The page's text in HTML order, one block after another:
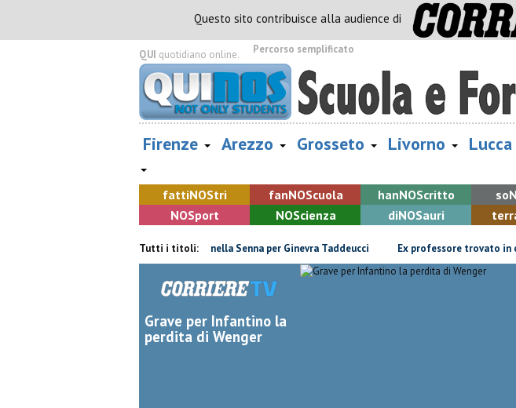
Questo sito contribuisce alla audience di
QUI quotidiano online. Percorso semplificato
Firenze Arezzo Grosseto Livorno Lucca
fattiNOStri fanNOScuola hanNOScritto so
NOSport NOScienza diNOSauri
Tutti i titoli:
Due ori nella Senna per Ginevra Taddeucci Ex professore trovato in casa senza
Grave per Infantino la
perdita di Wenger